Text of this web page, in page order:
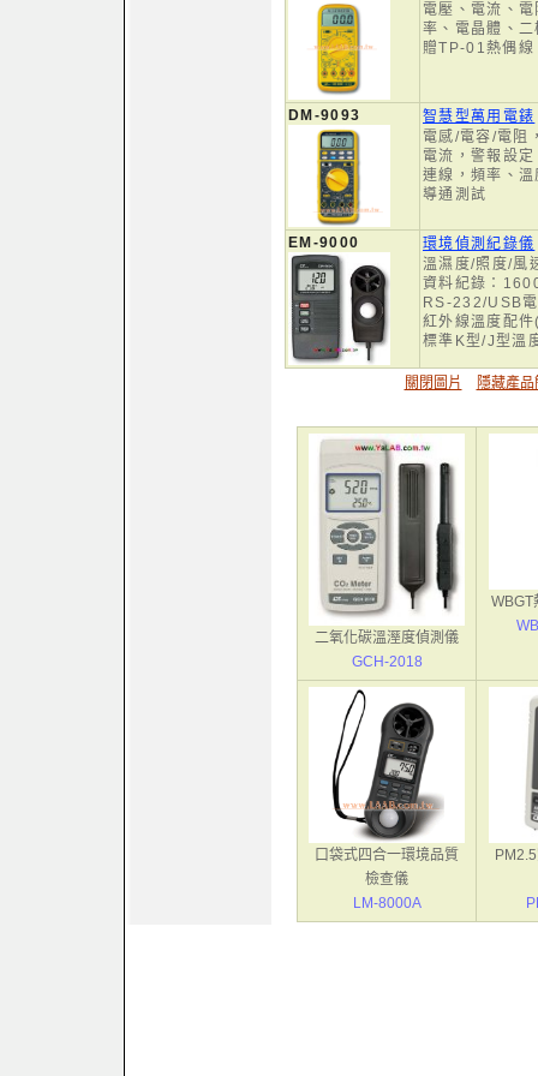
電壓、電流、
率、電晶體、
贈TP-01熱偶線
DM-9093
智慧型萬用電錶
電感/電容/電阻
電流，警報設
連線，頻率、
導通測試
EM-9000
環境偵測紀錄儀
溫濕度/照度/風
資料紀錄：
RS-232/USB
紅外線溫度配
標準K型/J型溫
關閉圖片 隱藏產品
二氧化碳溫溼度偵測儀
GCH-2018
WBGT
口袋式四合一環境品質
檢查儀
LM-8000A